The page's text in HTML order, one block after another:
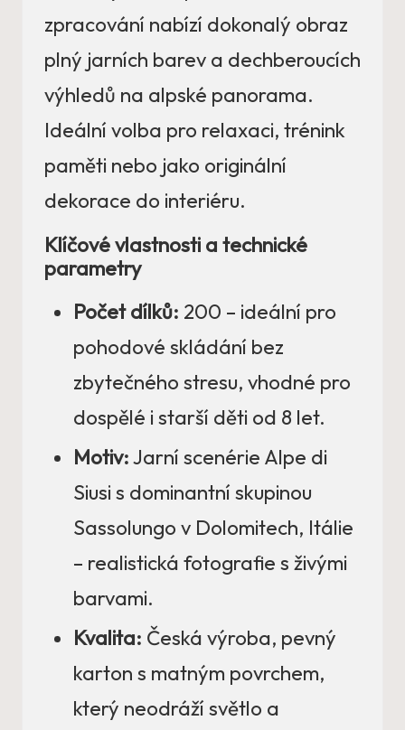
zpracování nabízí dokonalý obraz
plný jarních barev a dechberoucích
výhledů na alpské panorama.
Ideální volba pro relaxaci, trénink
paměti nebo jako originální
dekorace do interiéru.
Klíčové vlastnosti a technické
parametry
Počet dílků: 200 – ideální pro
pohodové skládání bez
zbytečného stresu, vhodné pro
dospělé i starší děti od 8 let.
Motiv:Jarní scenérie Alpe di
Siusi s dominantní skupinou
Sassolungo v Dolomitech, Itálie
– realistická fotografie s živými
barvami.
Kvalita: Česká výroba, pevný
karton s matným povrchem,
který neodráží světlo a